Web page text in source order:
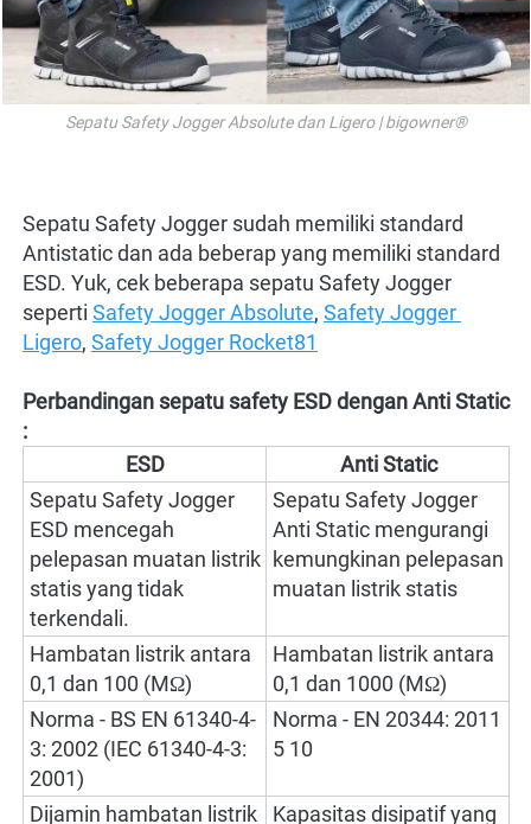
Sepatu Safety Jogger Absolute dan Ligero | bigowner®
Sepatu Safety Jogger sudah memiliki standard
Antistatic dan ada beberap yang memiliki standard
ESD. Yuk, cek beberapa sepatu Safety Jogger
seperti Safety Jogger Absolute, Safety Jogger
Ligero, Safety Jogger Rocket81
Perbandingan sepatu safety ESD dengan Anti Static
:
ESD
Anti Static
Sepatu Safety Jogger
ESD mencegah
pelepasan muatan listrik
statis yang tidak
terkendali.
Sepatu Safety Jogger
Anti Static mengurangi
kemungkinan pelepasan
muatan listrik statis
Hambatan listrik antara
0,1 dan 100 (MΩ)
Hambatan listrik antara
0,1 dan 1000 (MΩ)
Norma - BS EN 61340-4-
3: 2002 (IEC 61340-4-3:
2001)
Norma - EN 20344: 2011
5 10
Dijamin hambatan listrik Kapasitas disipatif yang